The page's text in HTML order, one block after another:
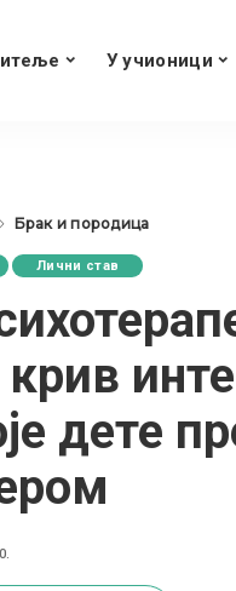
У учионици
Брак и породица
Лични став
дете